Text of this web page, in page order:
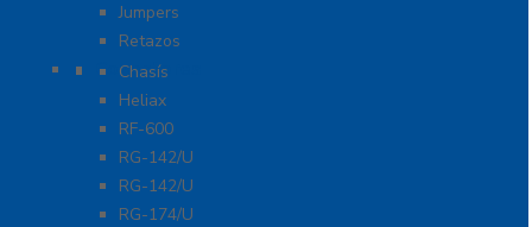
Jumpers
Retazos
Conectores
Chasís
Heliax
RF-600
RG-142/U
RG-142/U
RG-174/U